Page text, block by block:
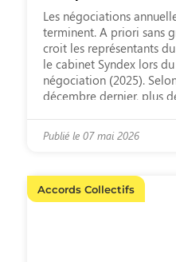
Les négociations
terminent. A priori sans
croit les représentants
le cabinet Syndex lors
négociation (2025).
décembre dernier, plus
résultats des
Publié le 07 mai 2026
Accords Collectifs